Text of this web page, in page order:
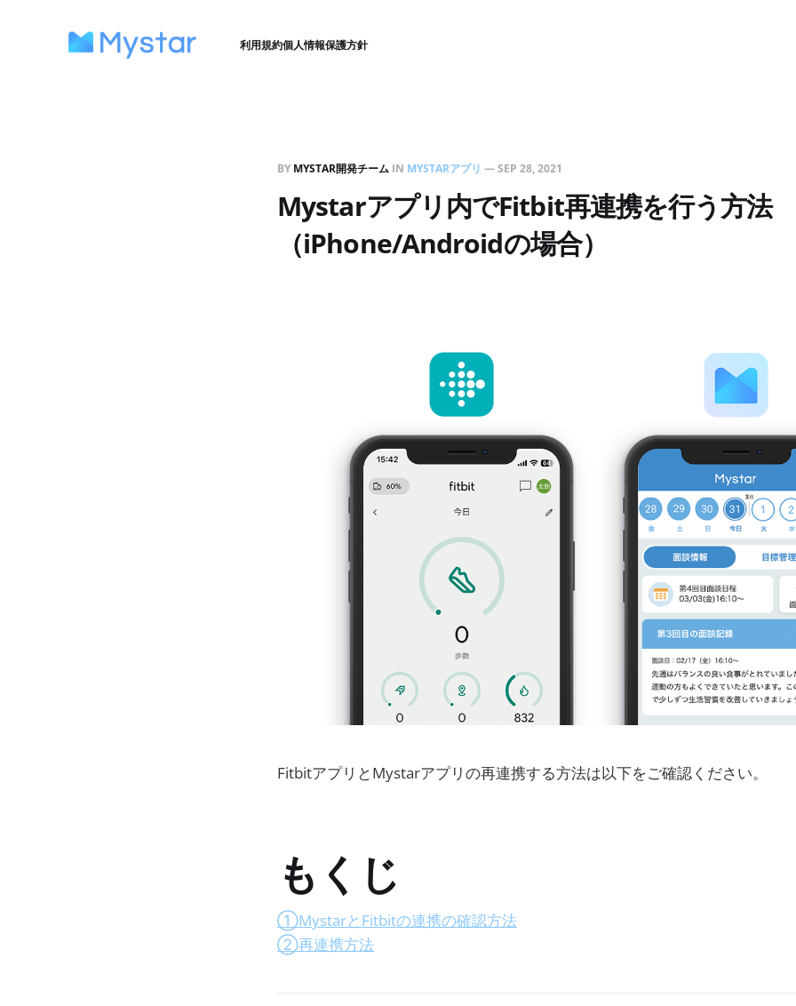
利用規約個人情報保護方針
BY MYSTAR開発チーム IN MYSTARアプリ —SEP 28, 2021
Mystarアプリ内でFitbit再連携を行う方法
（iPhone/Androidの場合）
FitbitアプリとMystarアプリの再連携する方法は以下をご確認ください。
もくじ
①MystarとFitbitの連携の確認方法
②再連携方法